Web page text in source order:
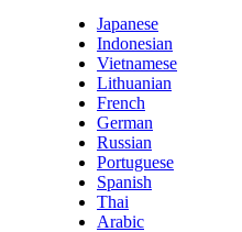
Japanese
Indonesian
Vietnamese
Lithuanian
French
German
Russian
Portuguese
Spanish
Thai
Arabic